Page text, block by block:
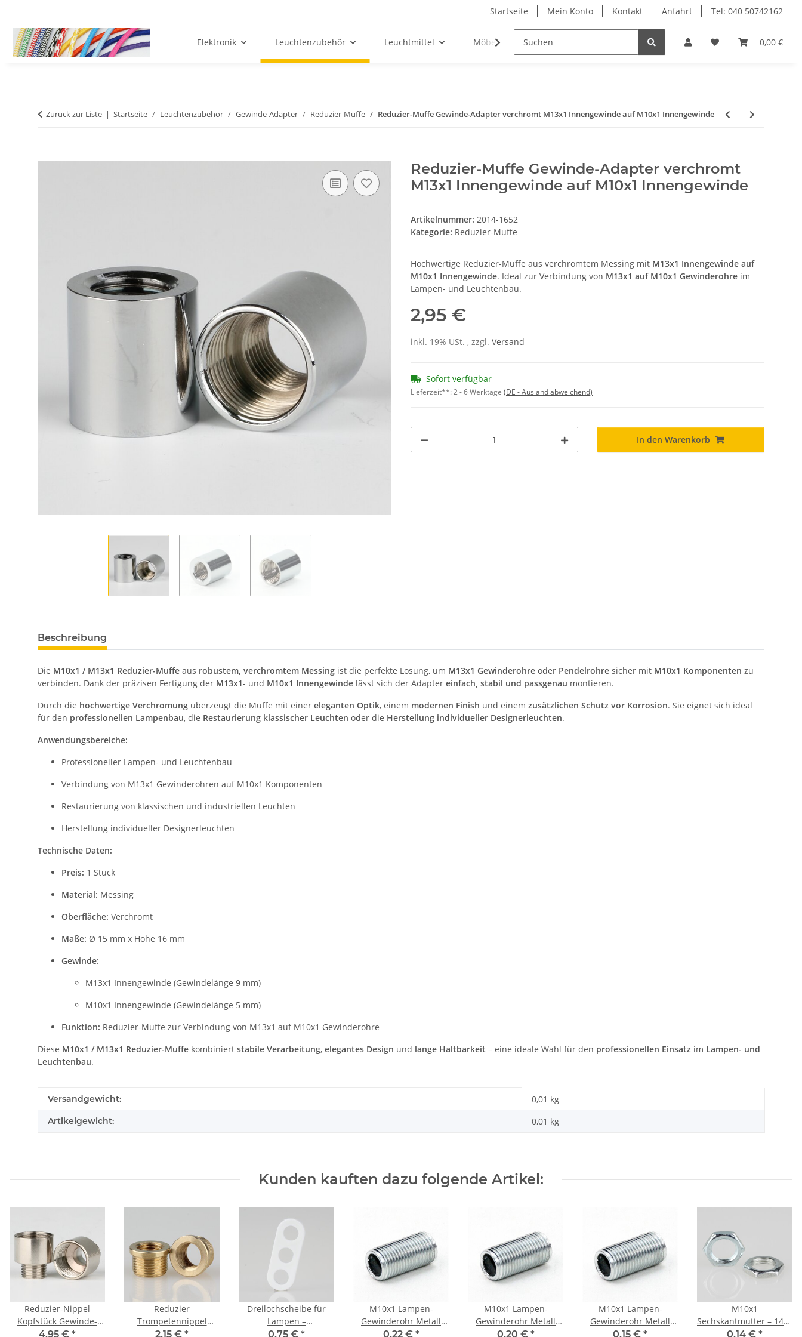
Startseite Mein Konto Kontakt Anfahrt Tel: 040 50742162
0,00 €
Elektronik Leuchtenzubehör Leuchtmittel Möbel-Ersatzteile
Zurück zur Liste Startseite Leuchtenzubehör Gewinde-Adapter Reduzier-Muffe Reduzier-Muffe Gewinde-Adapter verchromt M13x1 Innengewinde auf M10x1 Innengewinde
Reduzier-Muffe Gewinde-Adapter verchromt
M13x1 Innengewinde auf M10x1 Innengewinde
Artikelnummer: 2014-1652
Kategorie: Reduzier-Muffe
Hochwertige Reduzier-Muffe aus verchromtem Messing mit M13x1 Innengewinde auf
M10x1 Innengewinde. Ideal zur Verbindung von M13x1 auf M10x1 Gewinderohre im
Lampen- und Leuchtenbau.
2,95 €
inkl. 19% USt. , zzgl. Versand
Sofort verfügbar
Lieferzeit**:2 - 6 Werktage (DE - Ausland abweichend)
In den Warenkorb
Beschreibung
Die M10x1 / M13x1 Reduzier-Muffe aus robustem, verchromtem Messing ist die perfekte Lösung, um M13x1 Gewinderohre oder Pendelrohre sicher mit M10x1 Komponenten zu
verbinden. Dank der präzisen Fertigung der M13x1- und M10x1 Innengewinde lässt sich der Adapter einfach, stabil und passgenau montieren.
Durch die hochwertige Verchromung überzeugt die Muffe mit einer eleganten Optik, einem modernen Finish und einem zusätzlichen Schutz vor Korrosion. Sie eignet sich ideal
für den professionellen Lampenbau, die Restaurierung klassischer Leuchten oder die Herstellung individueller Designerleuchten.
Anwendungsbereiche:
Professioneller Lampen- und Leuchtenbau
Verbindung von M13x1 Gewinderohren auf M10x1 Komponenten
Restaurierung von klassischen und industriellen Leuchten
Herstellung individueller Designerleuchten
Technische Daten:
Preis: 1 Stück
Material: Messing
Oberfläche: Verchromt
Maße: Ø 15 mm x Höhe 16 mm
Gewinde:
M13x1 Innengewinde (Gewindelänge 9 mm)
M10x1 Innengewinde (Gewindelänge 5 mm)
Funktion: Reduzier-Muffe zur Verbindung von M13x1 auf M10x1 Gewinderohre
Diese M10x1 / M13x1 Reduzier-Muffe kombiniert stabile Verarbeitung, elegantes Design und lange Haltbarkeit – eine ideale Wahl für den professionellen Einsatz im Lampen- und
Leuchtenbau.
Produkteigenschaft
Wert
Versandgewicht: 0,01 kg
Artikelgewicht: 0,01 kg
Kunden kauften dazu folgende Artikel:
Reduzier-Nippel
Kopfstück Gewinde-
Adapter vernickelt
4,95 € *
Reduzier
Trompetennippel
Gewinde-Adapter
2,15 € *
Dreilochscheibe für
Lampen –
Kabelaufhänger aus
0,75 € *
M10x1 Lampen-
Gewinderohr Metall
verzinkt – 25 mm
0,22 € *
M10x1 Lampen-
Gewinderohr Metall
verzinkt – 20 mm
0,20 € *
M10x1 Lampen-
Gewinderohr Metall
verzinkt – 15 mm
0,15 € *
M10x1
Sechskantmutter – 14x3
mm, Metall verzinkt
0,14 € *